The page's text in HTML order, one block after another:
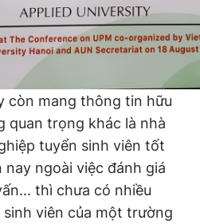
còn mang thông tin hữu
quan trọng khác là nhà
tuyển sinh viên tốt
ngoài việc đánh giá
thì chưa có nhiều
viên của một trường